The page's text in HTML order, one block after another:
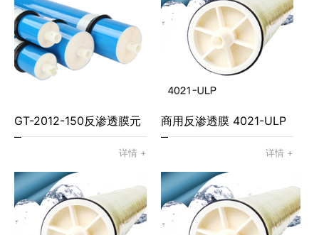
GT-2012-150反渗透膜元
详情 +
商用反渗透膜 4021-ULP
详情 +